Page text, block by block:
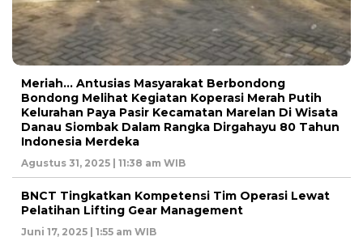
Meriah… Antusias Masyarakat Berbondong
Bondong Melihat Kegiatan Koperasi Merah Putih
Kelurahan Paya Pasir Kecamatan Marelan Di Wisata
Danau Siombak Dalam Rangka Dirgahayu 80 Tahun
Indonesia Merdeka
Agustus 31, 2025 | 11:38 am WIB
BNCT Tingkatkan Kompetensi Tim Operasi Lewat
Pelatihan Lifting Gear Management
Juni 17, 2025 | 1:55 am WIB